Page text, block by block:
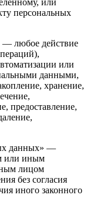
или
персональных
— любое действие
или
данными,
хранение,
предоставление,
данных» —
или иным
лицом
без согласия
иного законного